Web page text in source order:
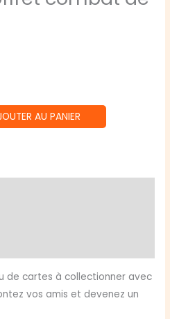
AU PANIER
de cartes à collectionner avec
vos amis et devenez un